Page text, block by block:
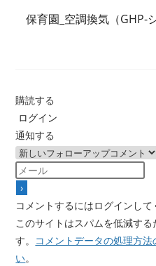
保育園_空調換気（GHP-
購読する
ログイン
通知する
コメントするにはログインして
このサイトはスパムを低減す
す。 コメントデータの処理方
い。